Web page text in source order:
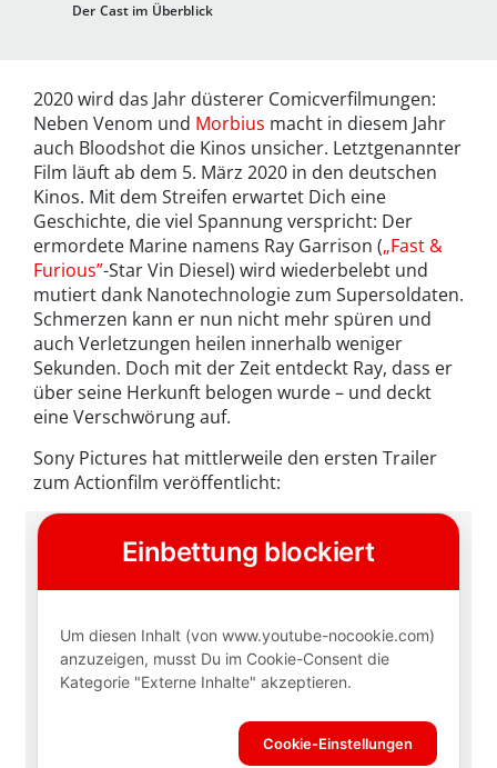
Der Cast im Überblick
2020 wird das Jahr düsterer Comicverfilmungen:
Neben Venom und Morbius macht in diesem Jahr
auch Bloodshot die Kinos unsicher. Letztgenannter
Film läuft ab dem 5. März 2020 in den deutschen
Kinos. Mit dem Streifen erwartet Dich eine
Geschichte, die viel Spannung verspricht: Der
ermordete Marine namens Ray Garrison („Fast &
Furious”-Star Vin Diesel) wird wiederbelebt und
mutiert dank Nanotechnologie zum Supersoldaten.
Schmerzen kann er nun nicht mehr spüren und
auch Verletzungen heilen innerhalb weniger
Sekunden. Doch mit der Zeit entdeckt Ray, dass er
über seine Herkunft belogen wurde – und deckt
eine Verschwörung auf.
Sony Pictures hat mittlerweile den ersten Trailer
zum Actionfilm veröffentlicht: